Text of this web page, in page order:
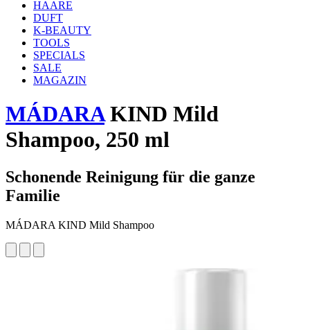
HAARE
DUFT
K-BEAUTY
TOOLS
SPECIALS
SALE
MAGAZIN
MÁDARAKIND Mild
Shampoo, 250 ml
Schonende Reinigung für die ganze
Familie
MÁDARA KIND Mild Shampoo